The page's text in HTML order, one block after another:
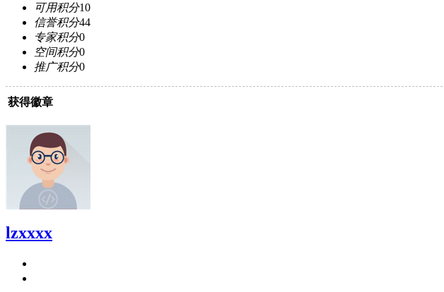
可用积分10
信誉积分44
专家积分0
空间积分0
推广积分0
获得徽章
lzxxxx